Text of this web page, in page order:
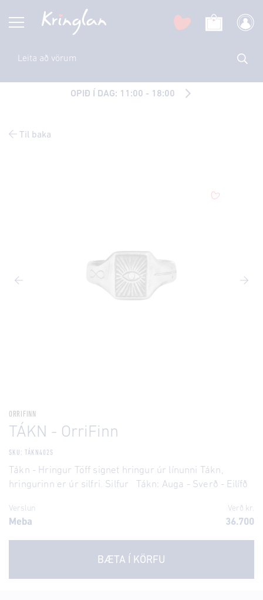
OPIÐ Í DAG: 11:00 - 18:00
Til baka
ORRIFINN
TÁKN - OrriFinn
SKU: TÁKN402S
Tákn - Hringur Töff signet hringur úr línunni Tákn,
hringurinn er úr silfri. Silfur Tákn: Auga - Sverð - Eilífð
Verslun Verð kr.
Meba 36.700
BÆTA Í KÖRFU